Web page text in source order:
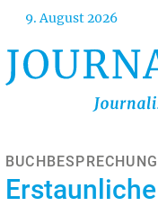
Direkt
Inhalt
9. August 2026
BUCHBESPRECHUNG